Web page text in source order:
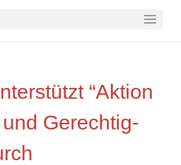
“Akti­on
Gerech­tig­